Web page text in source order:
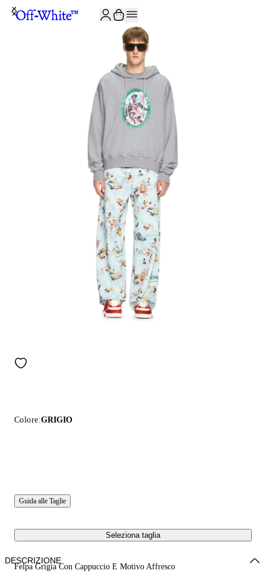
Colore:GRIGIO
Guida alle Taglie
Seleziona taglia
Felpa Grigia Con Cappuccio E Motivo Affresco
DESCRIZIONE